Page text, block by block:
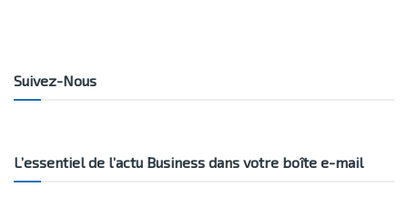
Suivez-Nous
L’essentiel de l’actu Business dans votre boîte e-mail